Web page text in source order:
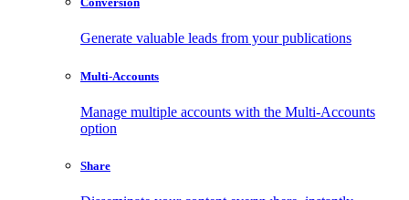
Generate valuable leads from your publications
Multi-Accounts
Manage multiple accounts with the Multi-Accounts
option
Share